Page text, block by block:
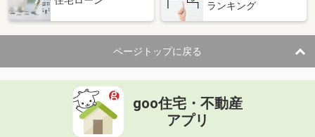
ランキング
ページトップに戻る
goo住宅・不動産
アプリ